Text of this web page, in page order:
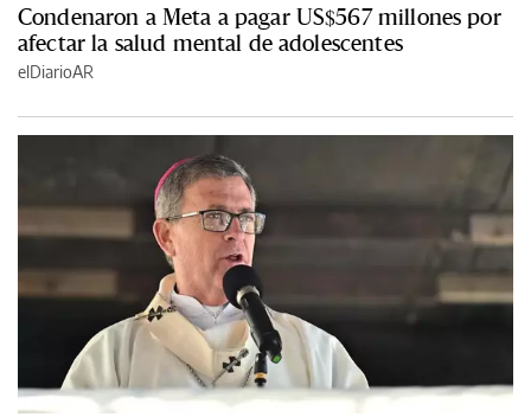
Condenaron a Meta a pagar US$567 millones por
afectar la salud mental de adolescentes
elDiarioAR